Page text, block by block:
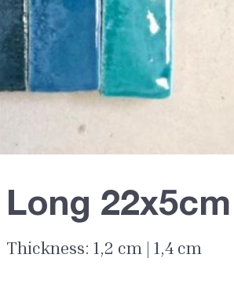
Long 22x5cm
Thickness: 1,2 cm | 1,4 cm